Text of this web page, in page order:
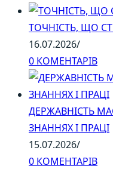
ТОЧНІСТЬ, ЩО
16.07.2026/
0 КОМЕНТАРІВ
ДЕРЖАВНІСТЬ
ЗНАННЯХ І ПРАЦІ
15.07.2026/
0 КОМЕНТАРІВ